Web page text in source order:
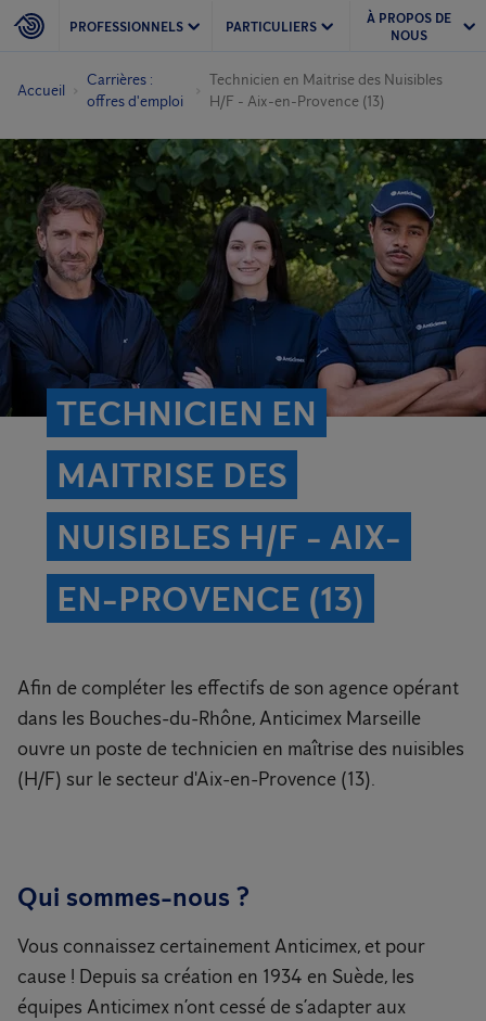
PROFESSIONNELS PARTICULIERS
À PROPOS DE
NOUS
Accueil
Carrières :
offres d'emploi
Technicien en Maitrise des Nuisibles
H/F - Aix-en-Provence (13)
TECHNICIEN EN
MAITRISE DES
NUISIBLES H/F - AIX-
EN-PROVENCE (13)
Afin de compléter les effectifs de son agence opérant
dans les Bouches-du-Rhône, Anticimex Marseille
ouvre un poste de technicien en maîtrise des nuisibles
(H/F) sur le secteur d'Aix-en-Provence (13).
Qui sommes-nous ?
Vous connaissez certainement Anticimex, et pour
cause ! Depuis sa création en 1934 en Suède, les
équipes Anticimex n’ont cessé de s’adapter aux